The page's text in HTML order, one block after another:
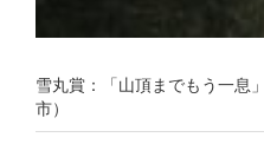
雪丸賞：「山頂までもう一
市）